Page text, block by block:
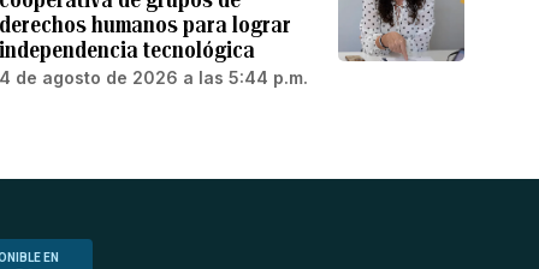
derechos humanos para lograr
independencia tecnológica
4 de agosto de 2026 a las 5:44 p.m.
EN